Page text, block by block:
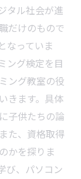
タル社会が進
だけのもので
なっていま
ング検定を目
ング教室の役
きます。具体
子供たちの論
た、資格取得
かを探りま
び、パソコン